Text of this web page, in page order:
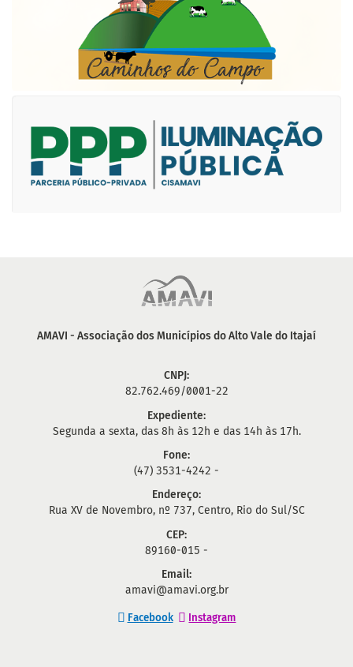
AMAVI - Associação dos Municípios do Alto Vale do Itajaí
CNPJ:
82.762.469/0001-22
Expediente:
Segunda a sexta, das 8h às 12h e das 14h às 17h.
Fone:
(47) 3531-4242 -
Endereço:
Rua XV de Novembro, nº 737, Centro, Rio do Sul/SC
CEP:
89160-015 -
Email:
amavi@amavi.org.br
Facebook Instagram